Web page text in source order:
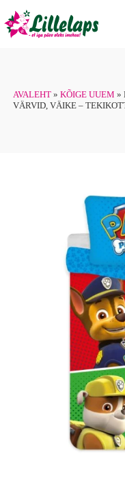
content
AVALEHT » KÕIGE UUEM »
VÄRVID, VÄIKE –